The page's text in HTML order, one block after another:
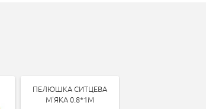
ПЕЛЮШКА СИТЦЕВА
М'ЯКА 0.8*1М